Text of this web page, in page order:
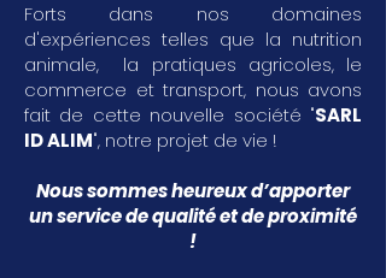
Forts dans nos domaines
d'expériences telles que la nutrition
animale, la pratiques agricoles, le
commerce et transport, nous avons
fait de cette nouvelle société "SARL
ID ALIM", notre projet de vie !
Nous sommes heureux d’apporter
un service de qualité et de proximité
!